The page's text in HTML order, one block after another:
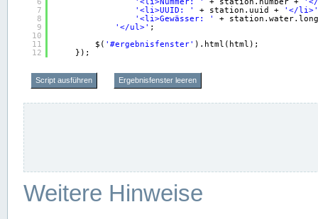
7
8
9
10
11
12
'<li>UUID: '
+ station.uuid +
'</li>'
'<li>Gewässer: '
+
'</ul>' ;
$( '#ergebnisfenster' ).html(html);
});
Script ausführen Ergebnisfenster leeren
Weitere Hinweise